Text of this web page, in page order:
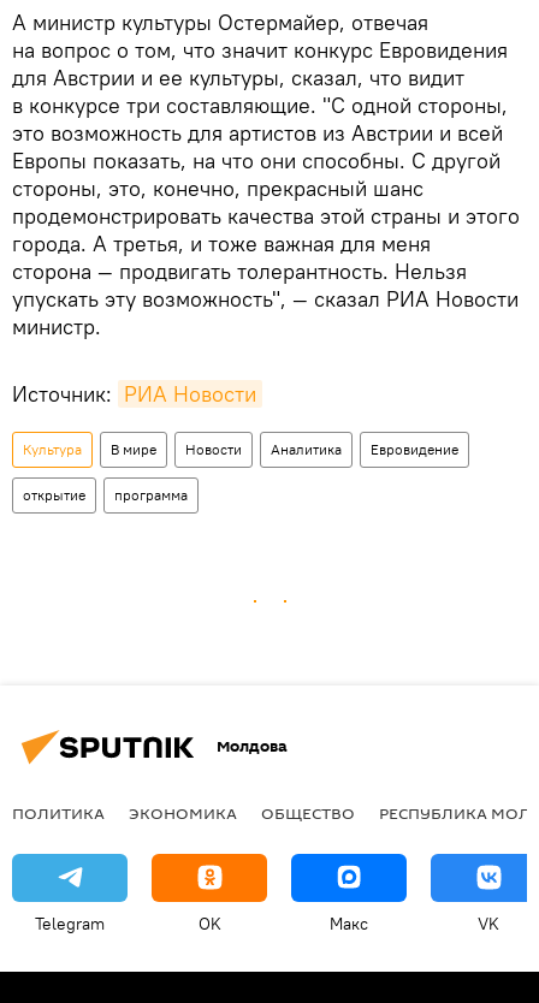
А министр культуры Остермайер, отвечая
на вопрос о том, что значит конкурс Евровидения
для Австрии и ее культуры, сказал, что видит
в конкурсе три составляющие. "С одной стороны,
это возможность для артистов из Австрии и всей
Европы показать, на что они способны. С другой
стороны, это, конечно, прекрасный шанс
продемонстрировать качества этой страны и этого
города. А третья, и тоже важная для меня
сторона — продвигать толерантность. Нельзя
упускать эту возможность", — сказал РИА Новости
министр.
Источник: РИА Новости
Культура В мире Новости Аналитика Евровидение
открытие программа
Молдова
ПОЛИТИКА ЭКОНОМИКА ОБЩЕСТВО РЕСПУБЛИКА
Telegram OK Макс VK